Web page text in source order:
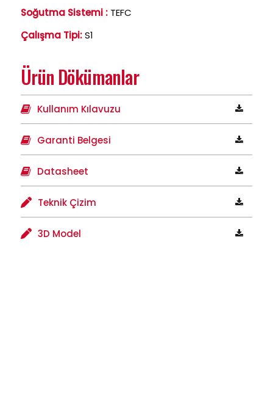
Soğutma Sistemi : TEFC
Çalışma Tipi:S1
Ürün Dökümanlar
Kullanım Kılavuzu
Garanti Belgesi
Datasheet
Teknik Çizim
3D Model